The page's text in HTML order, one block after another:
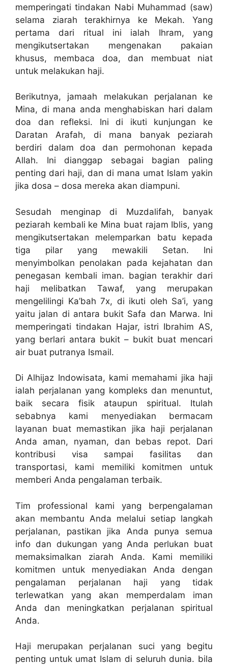
memperingati tindakan Nabi Muhammad (saw)
selama ziarah terakhirnya ke Mekah. Yang
pertama dari ritual ini ialah Ihram, yang
mengikutsertakan mengenakan pakaian
khusus, membaca doa, dan membuat niat
untuk melakukan haji.
Berikutnya, jamaah melakukan perjalanan ke
Mina, di mana anda menghabiskan hari dalam
doa dan refleksi. Ini di ikuti kunjungan ke
Daratan Arafah, di mana banyak peziarah
berdiri dalam doa dan permohonan kepada
Allah. Ini dianggap sebagai bagian paling
penting dari haji, dan di mana umat Islam yakin
jika dosa – dosa mereka akan diampuni.
Sesudah menginap di Muzdalifah, banyak
peziarah kembali ke Mina buat rajam Iblis, yang
mengikutsertakan melemparkan batu kepada
tiga pilar yang mewakili Setan. Ini
menyimbolkan penolakan pada kejahatan dan
penegasan kembali iman. bagian terakhir dari
haji melibatkan Tawaf, yang merupakan
mengelilingi Ka’bah 7x, di ikuti oleh Sa’i, yang
yaitu jalan di antara bukit Safa dan Marwa. Ini
memperingati tindakan Hajar, istri Ibrahim AS,
yang berlari antara bukit – bukit buat mencari
air buat putranya Ismail.
Di Alhijaz Indowisata, kami memahami jika haji
ialah perjalanan yang kompleks dan menuntut,
baik secara fisik ataupun spiritual. Itulah
sebabnya kami menyediakan bermacam
layanan buat memastikan jika haji perjalanan
Anda aman, nyaman, dan bebas repot. Dari
kontribusi visa sampai fasilitas dan
transportasi, kami memiliki komitmen untuk
memberi Anda pengalaman terbaik.
Tim professional kami yang berpengalaman
akan membantu Anda melalui setiap langkah
perjalanan, pastikan jika Anda punya semua
info dan dukungan yang Anda perlukan buat
memaksimalkan ziarah Anda. Kami memiliki
komitmen untuk menyediakan Anda dengan
pengalaman perjalanan haji yang tidak
terlewatkan yang akan memperdalam iman
Anda dan meningkatkan perjalanan spiritual
Anda.
Haji merupakan perjalanan suci yang begitu
penting untuk umat Islam di seluruh dunia. bila